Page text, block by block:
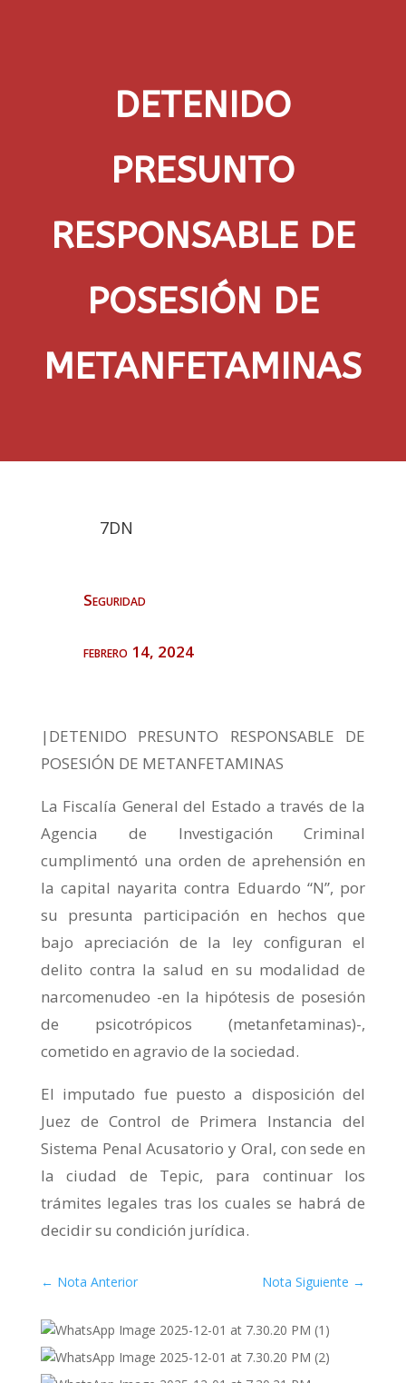
DETENIDO
PRESUNTO
RESPONSABLE DE
POSESIÓN DE
METANFETAMINAS
7DN
Seguridad
febrero 14, 2024
|DETENIDO PRESUNTO RESPONSABLE DE
POSESIÓN DE METANFETAMINAS
La Fiscalía General del Estado a través de la
Agencia de Investigación Criminal
cumplimentó una orden de aprehensión en
la capital nayarita contra Eduardo “N”, por
su presunta participación en hechos que
bajo apreciación de la ley configuran el
delito contra la salud en su modalidad de
narcomenudeo -en la hipótesis de posesión
de psicotrópicos (metanfetaminas)-,
cometido en agravio de la sociedad.
El imputado fue puesto a disposición del
Juez de Control de Primera Instancia del
Sistema Penal Acusatorio y Oral, con sede en
la ciudad de Tepic, para continuar los
trámites legales tras los cuales se habrá de
decidir su condición jurídica.
← Nota Anterior Nota Siguiente →